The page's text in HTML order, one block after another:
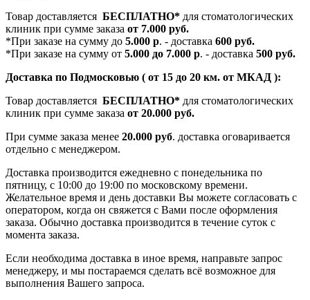
Товар доставляется БЕСПЛАТНО* для стоматологических
клиник при сумме заказа от 7.000 руб.
*При заказе на сумму до 5.000 р. - доставка 600 руб.
*При заказе на сумму от 5.000 до 7.000 р. - доставка 500 руб.
Доставка по Подмосковью ( от 15 до 20 км. от МКАД ):
Товар доставляется БЕСПЛАТНО* для стоматологических
клиник при сумме заказа от 20.000 руб.
При сумме заказа менее 20.000 руб. доставка оговаривается
отдельно с менеджером.
Доставка производится ежедневно с понедельника по
пятницу, с 10:00 до 19:00 по московскому времени.
Желательное время и день доставки Вы можете согласовать с
оператором, когда он свяжется с Вами после оформления
заказа. Обычно доставка производится в течение суток с
момента заказа.
Если необходима доставка в иное время, направьте запрос
менеджеру, и мы постараемся сделать всё возможное для
выполнения Вашего запроса.